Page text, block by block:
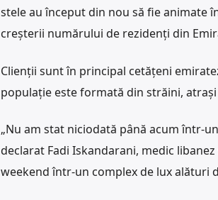
stele au început din nou să fie animate
creșterii numărului de rezidenți din
Clienții sunt în principal cetățeni
populație este formată din străini,
„Nu am stat niciodată până acum într-
declarat Fadi Iskandarani, medic
weekend într-un complex de lux alături